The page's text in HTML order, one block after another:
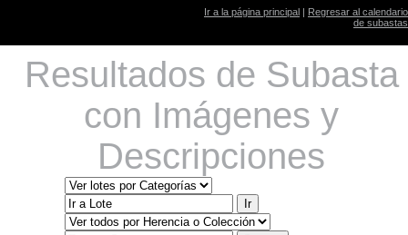
Ir a la página principal | Regresar al calendario
de subastas
Resultados de Subasta
con Imágenes y
Descripciones